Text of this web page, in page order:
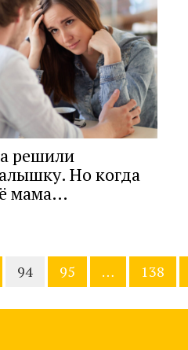
решили
Но когда
мама…
94 95 … 138